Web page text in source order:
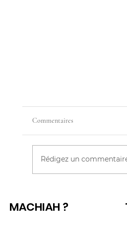
BÉBÉ NE FAIT PAS
Commentaires
Rédigez un
MACHIAH ?